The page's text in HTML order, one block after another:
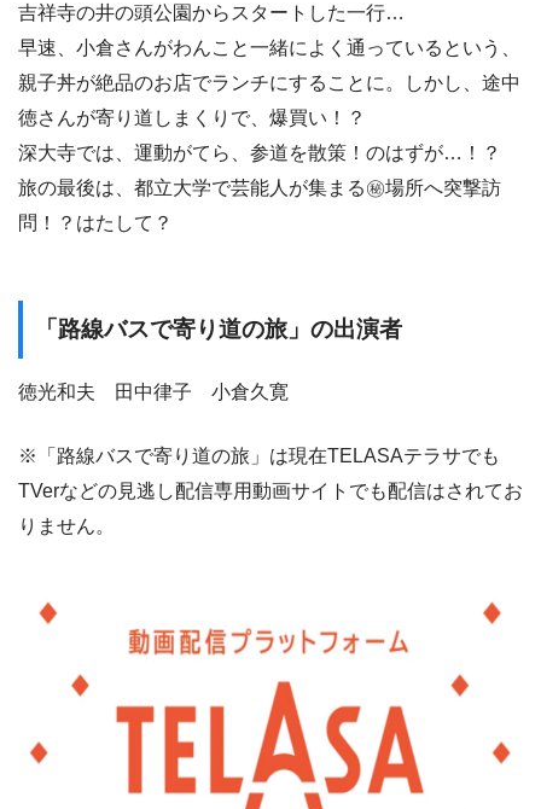
吉祥寺の井の頭公園からスタートした一行…
早速、小倉さんがわんこと一緒によく通っているという、
親子丼が絶品のお店でランチにすることに。しかし、途中
徳さんが寄り道しまくりで、爆買い！？
深大寺では、運動がてら、参道を散策！のはずが…！？
旅の最後は、都立大学で芸能人が集まる㊙場所へ突撃訪
問！？はたして？
「路線バスで寄り道の旅」の出演者
徳光和夫 田中律子 小倉久寛
※「路線バスで寄り道の旅」は現在TELASAテラサでも
TVerなどの見逃し配信専用動画サイトでも配信はされてお
りません。